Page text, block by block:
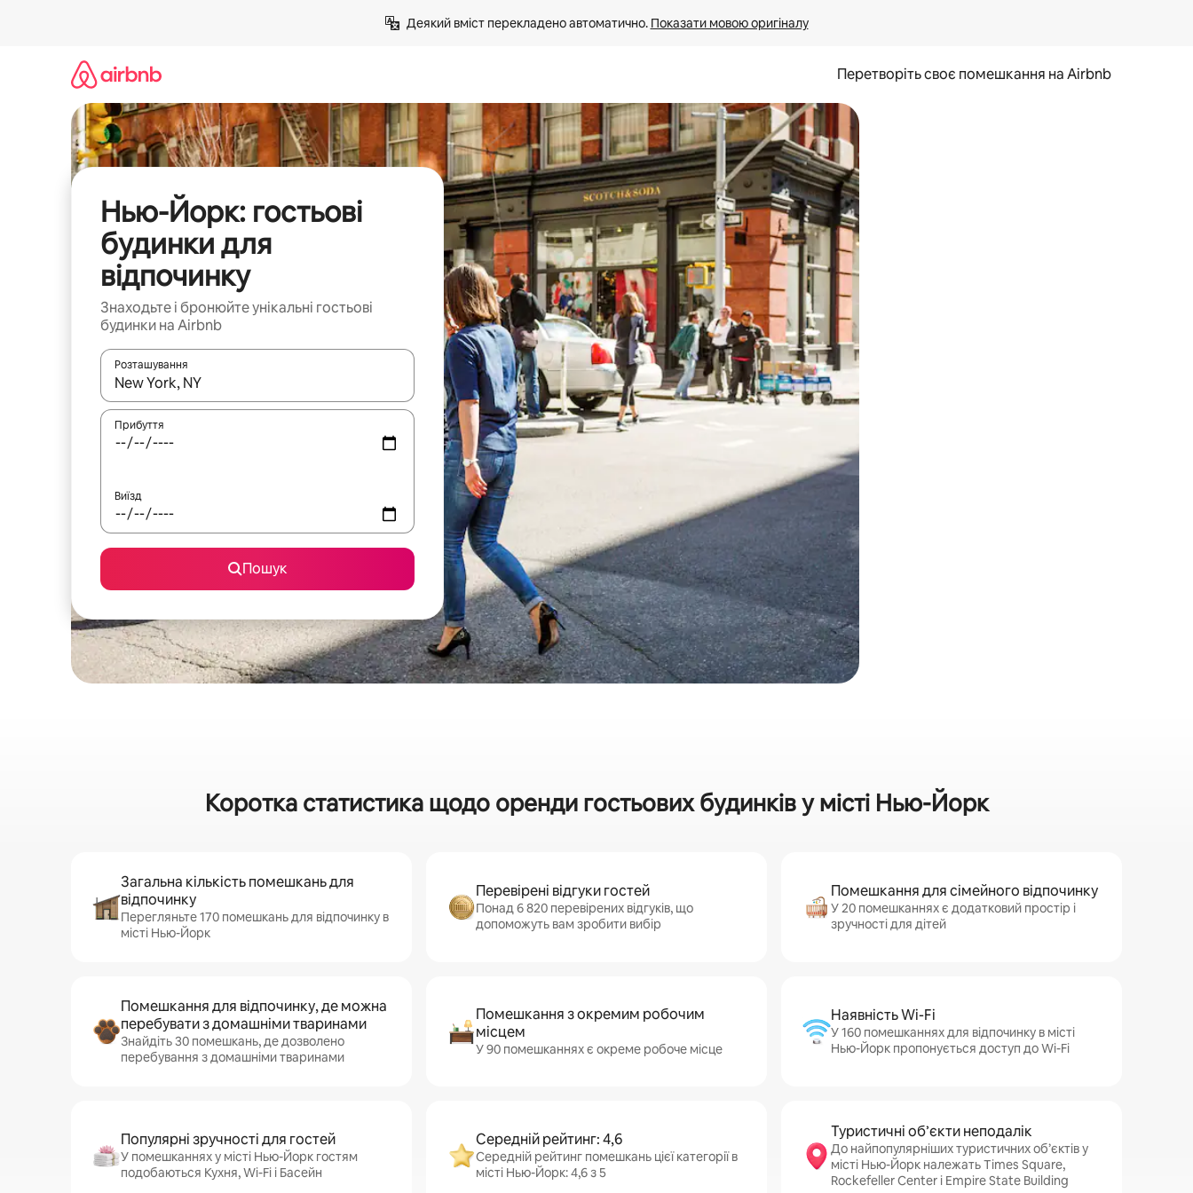
Деякий вміст перекладено автоматично. Показати мовою оригіналу
Перетворіть своє помешкання на Airbnb
Нью-Йорк: гостьові
будинки для
відпочинку
Знаходьте і бронюйте унікальні гостьові
будинки на Airbnb
Розташування
Отримавши результати пошуку, використовуйте для навігації сторінкою клавіші зі стрілками вгору та вниз або жести дотику та гортання.
Прибуття
Виїзд
Пошук
Коротка статистика щодо оренди гостьових будинків у місті Нью-Йорк
Загальна кількість помешкань для
відпочинку
Перегляньте 170 помешкань для відпочинку в
місті Нью-Йорк
Перевірені відгуки гостей
Понад 6 820 перевірених відгуків, що
допоможуть вам зробити вибір
Помешкання для сімейного відпочинку
У 20 помешканнях є додатковий простір і
зручності для дітей
Помешкання для відпочинку, де можна
перебувати з домашніми тваринами
Знайдіть 30 помешкань, де дозволено
перебування з домашніми тваринами
Помешкання з окремим робочим
місцем
У 90 помешканнях є окреме робоче місце
Наявність Wi-Fi
У 160 помешканнях для відпочинку в місті
Нью-Йорк пропонується доступ до Wi-Fi
Популярні зручності для гостей
У помешканнях у місті Нью-Йорк гостям
подобаються Кухня, Wi-Fi і Басейн
Середній рейтинг: 4,6
Середній рейтинг помешкань цієї категорії в
місті Нью-Йорк: 4,6 з 5
Туристичні об’єкти неподалік
До найпопулярніших туристичних об’єктів у
місті Нью-Йорк належать Times Square,
Rockefeller Center і Empire State Building